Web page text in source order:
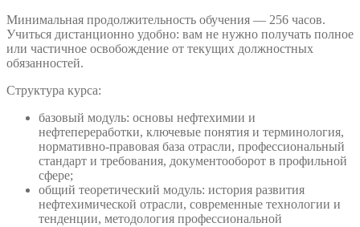
Минимальная продолжительность обучения — 256 часов.
Учиться дистанционно удобно: вам не нужно получать полное
или частичное освобождение от текущих должностных
обязанностей.
Структура курса:
базовый модуль: основы нефтехимии и
нефтепереработки, ключевые понятия и терминология,
нормативно-правовая база отрасли, профессиональный
стандарт и требования, документооборот в профильной
сфере;
общий теоретический модуль: история развития
нефтехимической отрасли, современные технологии и
тенденции, методология профессиональной